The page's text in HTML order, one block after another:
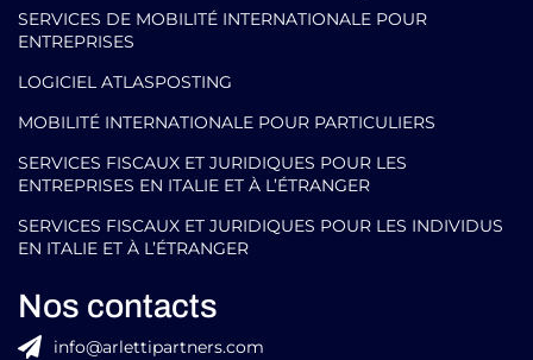
SERVICES DE MOBILITÉ INTERNATIONALE POUR
ENTREPRISES
LOGICIEL ATLASPOSTING
MOBILITÉ INTERNATIONALE POUR PARTICULIERS
SERVICES FISCAUX ET JURIDIQUES POUR LES
ENTREPRISES EN ITALIE ET À L’ÉTRANGER
SERVICES FISCAUX ET JURIDIQUES POUR LES INDIVIDUS
EN ITALIE ET À L’ÉTRANGER
Nos contacts
info@arlettipartners.com